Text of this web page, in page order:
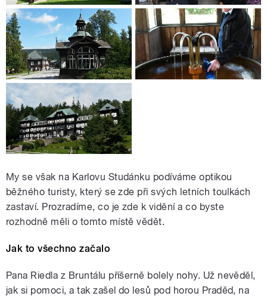
My se však na Karlovu Studánku podíváme optikou
běžného turisty, který se zde při svých letních toulkách
zastaví. Prozradíme, co je zde k vidění a co byste
rozhodně měli o tomto místě vědět.
Jak to všechno začalo
Pana Riedla z Bruntálu příšerně bolely nohy. Už nevěděl,
jak si pomoci, a tak zašel do lesů pod horou Praděd, na